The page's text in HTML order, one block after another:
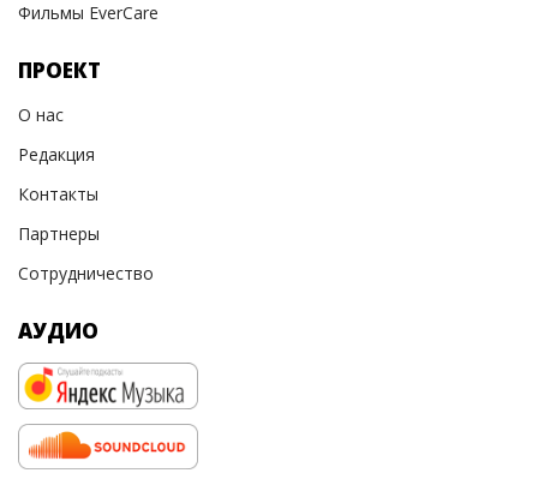
Фильмы EverCare
ПРОЕКТ
О нас
Редакция
Контакты
Партнеры
Сотрудничество
АУДИО